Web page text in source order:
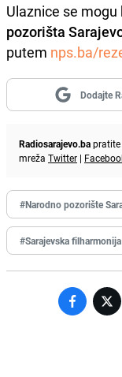
Ulaznice se mogu
pozorišta
putem nps.ba/
Dodajte
Radiosarajevo.ba
mreža Twitter |
#Narodno pozorište
#Sarajevska filharmonija